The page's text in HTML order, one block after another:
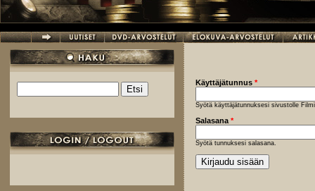
Hakulomake
Käyttäjätunnus *
Syötä käyttäjätunnuksesi sivustolle
Salasana *
Syötä tunnuksesi salasana.